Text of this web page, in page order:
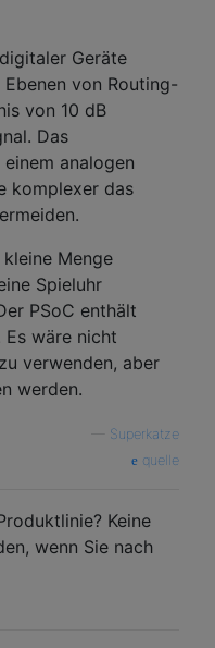
Geräte
von Routing-
von 10 dB
Das
analogen
komplexer das
Menge
Spieluhr
PSoC enthält
Es wäre nicht
verwenden, aber
werden.
Superkatze
quelle
Keine
wenn Sie nach